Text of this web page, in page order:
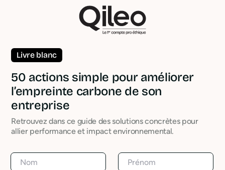
Livre blanc
50 actions simple pour améliorer
l’empreinte carbone de son
entreprise
Retrouvez dans ce guide des solutions concrètes pour
allier performance et impact environnemental.